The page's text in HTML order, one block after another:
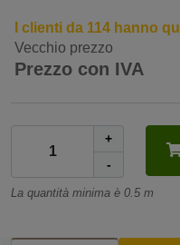
I clienti da 114 hanno
Vecchio prezzo
Prezzo con IVA
+
-
La quantità minima è 0.5 m